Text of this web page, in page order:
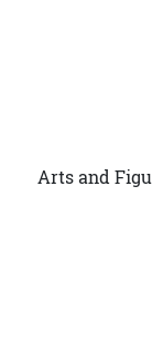
Arts and